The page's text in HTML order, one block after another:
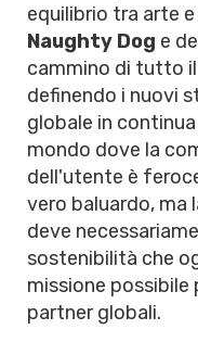
equilibrio tra arte
Naughty Dog e
cammino di tutto
definendo i nuovi
globale in
mondo dove la
dell'utente è
vero baluardo, ma
deve
sostenibilità che
missione possibile
partner globali.